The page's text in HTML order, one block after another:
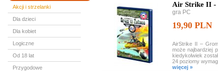
Akcji i strzelanki
Dla dzieci
Dla kobiet
Logiczne
Od 18 lat
Przygodowe
Air Strike II -
gra PC
19,90 PLN
AirStrike II –
może najbardziej
kiedykolwiek
24 poziomy
więcej »